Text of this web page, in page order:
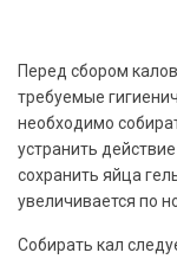
Перед сбором
требуемые
необходимо
устранить
сохранить яйца
увеличивается по
Собирать кал